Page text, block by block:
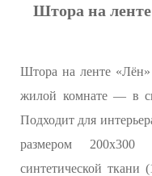
Штора на
Штора на ленте «Лён»
жилой комнате — в
Подходит для
размером
синтетической ткани